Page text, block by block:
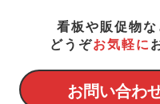
看板や販促物な
どうぞお気軽に
お問い合わ